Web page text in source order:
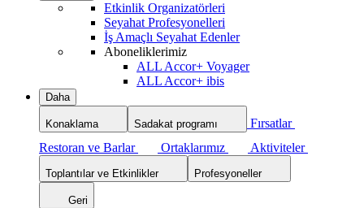
Etkinlik Organizatörleri
Seyahat Profesyonelleri
İş Amaçlı Seyahat Edenler
Aboneliklerimiz
ALL Accor+ Voyager
ALL Accor+ ibis
Daha
Konaklama Sadakat programı
Fırsatlar
Restoran ve Barlar
Ortaklarımız Aktiviteler
Toplantılar ve Etkinlikler Profesyoneller
Geri